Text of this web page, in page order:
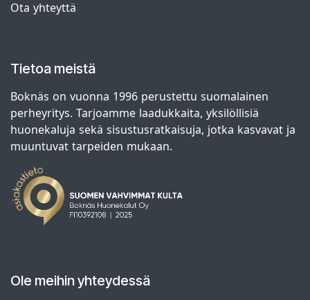
Ota yhteyttä
Tietoa meistä
Boknäs on vuonna 1996 perustettu suomalainen
perheyritys. Tarjoamme laadukkaita, yksilöllisiä
huonekaluja sekä sisustusratkaisuja, jotka kasvavat ja
muuntuvat tarpeiden mukaan.
Ole meihin yhteydessä